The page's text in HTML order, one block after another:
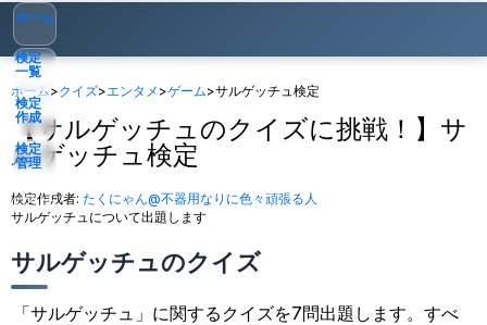
ホーム
検定
一覧
検定
作成
検定
管理
ゲスト▾
ホーム>クイズ>エンタメ >ゲーム>サルゲッチュ検定
【サルゲッチュのクイズに挑戦！】サ
ルゲッチュ検定
検定作成者: たくにゃん@不器用なりに色々頑張る人
サルゲッチュについて出題します
サルゲッチュのクイズ
「サルゲッチュ」に関するクイズを7問出題します。すべ